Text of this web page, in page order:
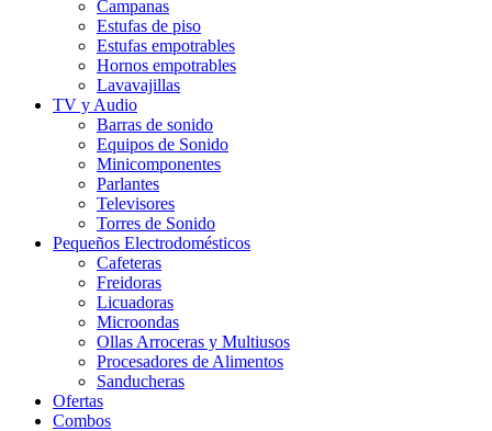
Campanas
Estufas de piso
Estufas empotrables
Hornos empotrables
Lavavajillas
TV y Audio
Barras de sonido
Equipos de Sonido
Minicomponentes
Parlantes
Televisores
Torres de Sonido
Pequeños Electrodomésticos
Cafeteras
Freidoras
Licuadoras
Microondas
Ollas Arroceras y Multiusos
Procesadores de Alimentos
Sanducheras
Ofertas
Combos